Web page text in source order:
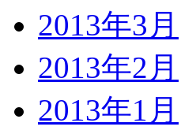
2013年3月
2013年2月
2013年1月